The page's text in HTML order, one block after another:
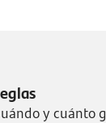
y cuánto